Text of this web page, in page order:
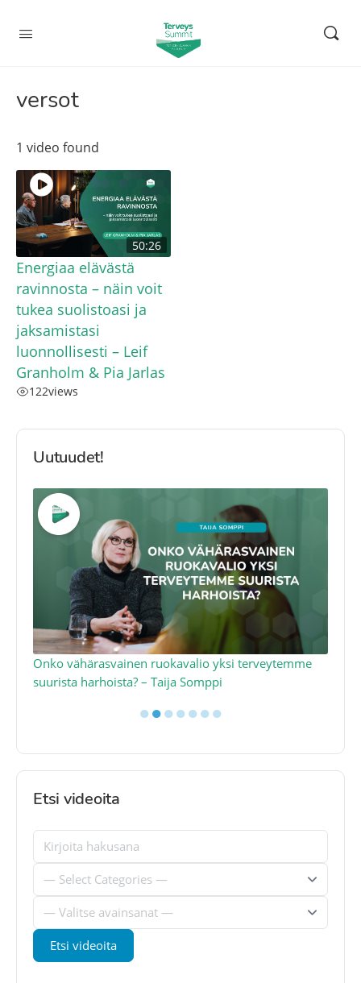
versot
1 video found
50:26
Energiaa elävästä
ravinnosta – näin voit
tukea suolistoasi ja
jaksamistasi
luonnollisesti – Leif
Granholm & Pia Jarlas
122views
Uutuudet!
Onko vähärasvainen ruokavalio yksi terveytemme
suurista harhoista? – Taija Somppi
●●●●●●●
Etsi videoita